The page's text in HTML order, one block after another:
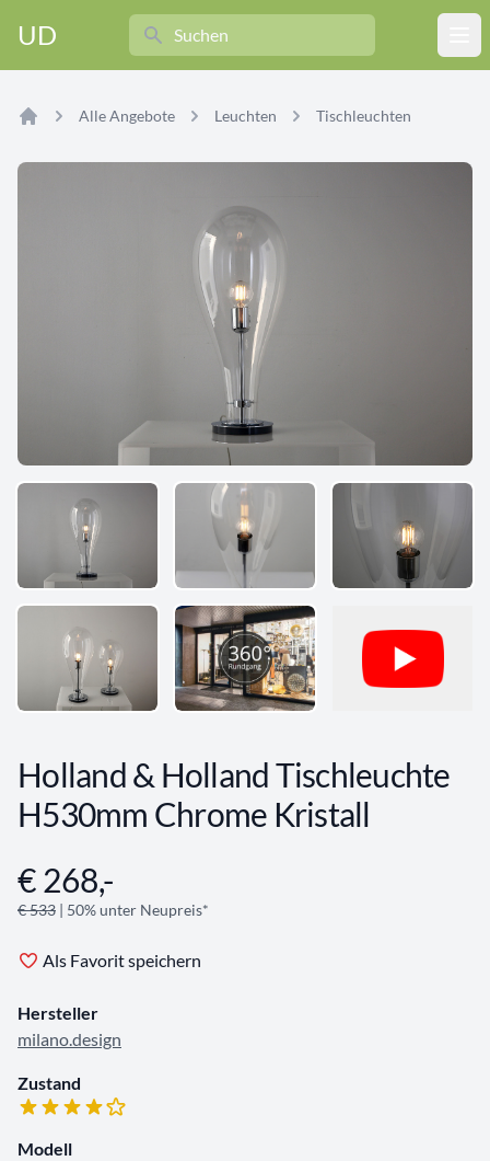
UD
Search
Alle Angebote Leuchten Tischleuchten
Holland & Holland Tischleuchte
H530mm Chrome Kristall
Angebotsinformationen
€ 268,-
€ 533 | 50% unter Neupreis*
Als Favorit speichern
Hersteller
milano.design
Zustand
Modell